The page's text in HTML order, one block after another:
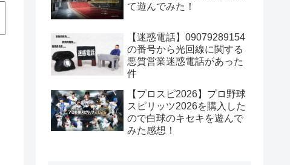
て遊んでみた！
【迷惑電話】09079289154
の番号から光回線に関する
悪質営業迷惑電話があった
件
【プロスピ2026】プロ野球
スピリッツ2026を購入した
ので白球のキセキを遊んで
みた感想！